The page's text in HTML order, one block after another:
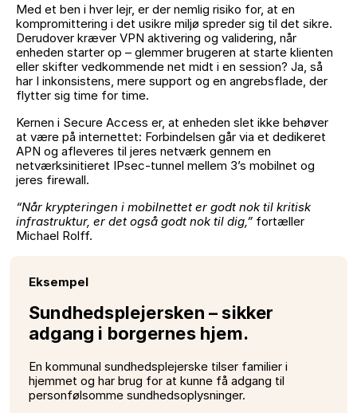
Med et ben i hver lejr, er der nemlig risiko for, at en
kompromittering i det usikre miljø spreder sig til det sikre.
Derudover kræver VPN aktivering og validering, når
enheden starter op – glemmer brugeren at starte klienten
eller skifter vedkommende net midt i en session? Ja, så
har I inkonsistens, mere support og en angrebsflade, der
flytter sig time for time.
Kernen i Secure Access er, at enheden slet ikke behøver
at være på internettet: Forbindelsen går via et dedikeret
APN og afleveres til jeres netværk gennem en
netværksinitieret IPsec-tunnel mellem 3’s mobilnet og
jeres firewall.
“Når krypteringen i mobilnettet er godt nok til kritisk
infrastruktur, er det også godt nok til dig,” fortæller
Michael Rolff.
Eksempel
Sundhedsplejersken – sikker
adgang i borgernes hjem.
En kommunal sundhedsplejerske tilser familier i
hjemmet og har brug for at kunne få adgang til
personfølsomme sundhedsoplysninger.